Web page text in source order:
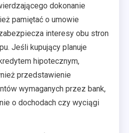
dokonanie
pamiętać o umowie
interesy obu stron
Jeśli kupujący planuje
hipotecznym,
przedstawienie
wymaganych przez bank,
o dochodach czy wyciągi